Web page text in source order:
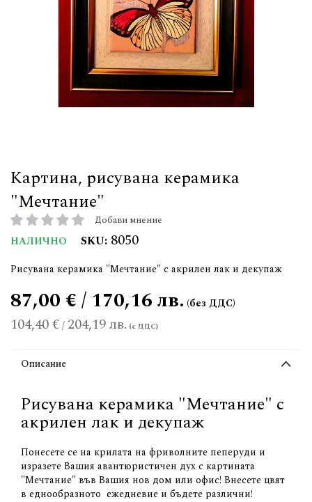
Картина, рисувана керамика
"Мечтание"
рейтинг: Добави мнение
НАЛИЧНО SKU 8050
Рисувана керамика "Мечтание" с акрилен лак и декупаж
104,40 €/ 204,19 лв.
87,00 € / 170,16 лв.
Описание
Рисувана керамика "Мечтание" с
акрилен лак и декупаж
Понесете се на крилата на фриволните пеперуди и
изразете Вашия авантюристичен дух с картината
"Мечтание" във Вашия нов дом или офис! Внесете цвят
в еднообразното ежедневие и бъдете различни!